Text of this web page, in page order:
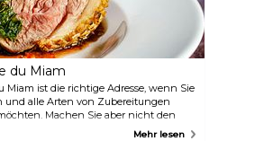
du Miam
Miam ist die richtige Adresse, wenn Sie
und alle Arten von Zubereitungen
Machen Sie aber nicht den
werden Sie nach dem Hauptgang zu
Mehr lesen